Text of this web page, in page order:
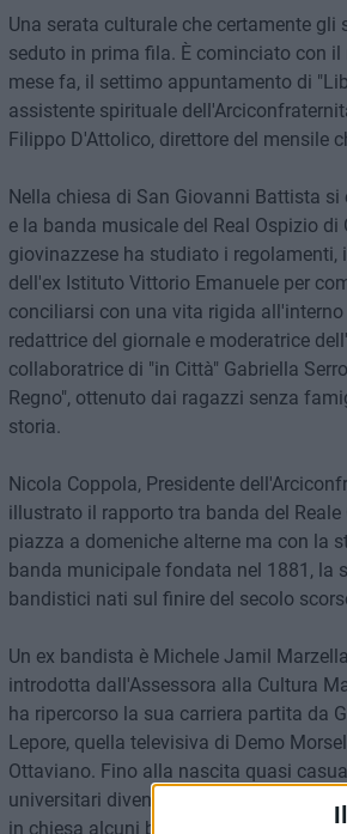
Una serata culturale che certamente
seduto in prima fila. È cominciato con
mese fa, il settimo appuntamento di
assistente spirituale
Filippo D'Attolico, direttore del mensile
Nella chiesa di San Giovanni Battista
e la banda musicale del Real Ospizio
giovinazzese ha studiato i
dell'ex Istituto Vittorio Emanuele per
conciliarsi con una vita rigida
redattrice del giornale e moderatrice
collaboratrice di "in Città" Gabriella
Regno", ottenuto dai ragazzi senza
storia.
Nicola Coppola, Presidente
illustrato il rapporto tra banda del
piazza a domeniche alterne ma con la
banda municipale fondata nel 1881, la
bandistici nati sul finire del secolo
Un ex bandista è Michele Jamil
introdotta dall'Assessora alla Cultura
ha ripercorso la sua carriera partita da
Lepore, quella televisiva di Demo
Ottaviano. Fino alla nascita quasi
universitari diventati musicisti su folle
in chiesa alcuni brani del nuovo cd "La